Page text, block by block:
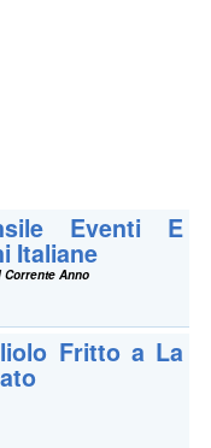
Eventi E
Italiane
Anno
Fritto a La